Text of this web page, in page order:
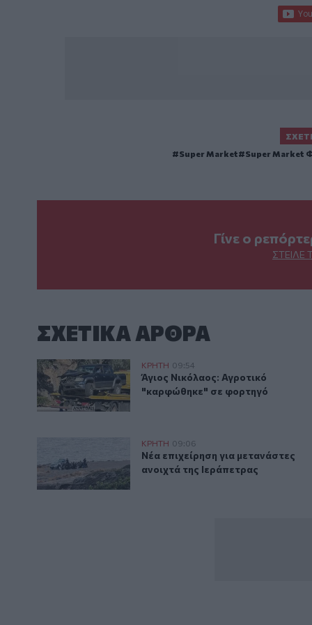
Super Market
Super Market
Γίνε ο
ΣΤΕΊΛΕ
ΣΧΕΤΙΚA AΡΘΡΑ
Άγιος Νικόλαος: Αγροτικό "καρφώθηκε" σε φορτηγό
ΚΡΗΤΗ 09:54
Άγιος Νικόλαος: Αγροτικό
Άγιος Νικόλαος: Αγροτικό
"καρφώθηκε" σε φορτηγό
Νέα επιχείρηση για μετανάστες ανοιχτά της
ΚΡΗΤΗ 09:06
Νέα επιχείρηση για μετανάστες
Νέα επιχείρηση για μετανάστες
ανοιχτά της Ιεράπετρας